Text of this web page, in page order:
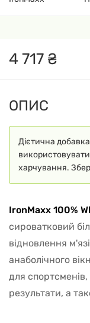
4717 ₴
ОПИС
Дієтична
харчування.
IronMaxx 100%
сироватковий
відновлення
анаболічного
для спортсменів,
результати, а